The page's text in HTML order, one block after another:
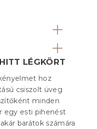
LÉGKÖRT
hoz
csiszolt üveg
minden
egy esti pihenést
barátok számára